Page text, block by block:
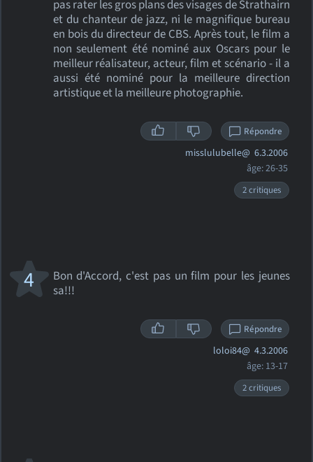
pas rater les gros plans des visages de Strathairn
et du chanteur de jazz, ni le magnifique bureau
en bois du directeur de CBS. Après tout, le film a
non seulement été nominé aux Oscars pour le
meilleur réalisateur, acteur, film et scénario - il a
aussi été nominé pour la meilleure direction
artistique et la meilleure photographie.
Répondre
misslulubelle@ 6.3.2006
âge: 26-35
2 critiques
Bon d'Accord, c'est pas un film pour les jeunes
sa!!!
4
Répondre
loloi84@ 4.3.2006
âge: 13-17
2 critiques